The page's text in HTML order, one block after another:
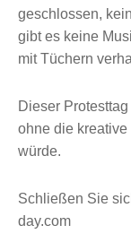
geschlossen,
gibt es keine
mit Tüchern
Dieser
ohne die
würde.
Schließen Sie
day.com